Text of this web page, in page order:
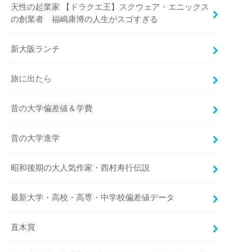
天性の起業家 【ドラクエ王】スクウェア・エニックス
の創業者 福嶋康博の人生がスゴすぎる
新大阪ランチ
旅に出たら
昔の大学偏差値＆学費
昔の大学進学
昭和後期の大人気作家・西村寿行伝説
最新大学・高校・高専・中学校偏差値データ
直木賞